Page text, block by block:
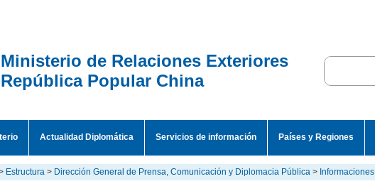
Ministerio de Relaciones Exteriores
República Popular China
Actualidad Diplomática Servicios de información Países y Regiones
Estructura > Dirección General de Prensa, Comunicación y Diplomacia Pública > Informaciones